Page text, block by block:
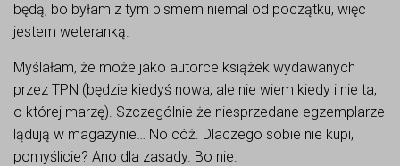
będą, bo byłam z tym pismem niemal od początku, więc
jestem weteranką.
Myślałam, że może jako autorce książek wydawanych
przez TPN (będzie kiedyś nowa, ale nie wiem kiedy i nie ta,
o której marzę). Szczególnie że niesprzedane egzemplarze
lądują w magazynie… No cóż. Dlaczego sobie nie kupi,
pomyślicie? Ano dla zasady. Bo nie.